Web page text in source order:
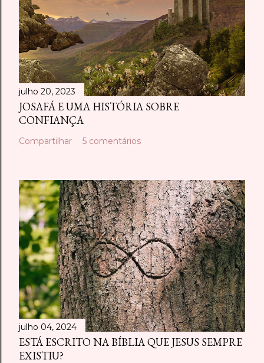
julho 20, 2023
JOSAFÁ E UMA HISTÓRIA SOBRE
CONFIANÇA
Compartilhar 5 comentários
julho 04, 2024
ESTÁ ESCRITO NA BÍBLIA QUE JESUS SEMPRE
EXISTIU?